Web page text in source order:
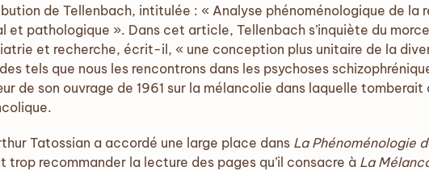
de Tellenbach, intitulée : « Analyse phénoménologique de la
et pathologique ». Dans cet article, Tellenbach s’inquiète du
et recherche, écrit-il, « une conception plus unitaire de la
tels que nous les rencontrons dans les psychoses
de son ouvrage de 1961 sur la mélancolie dans laquelle
Tatossian a accordé une large place dans La Phénoménologie
trop recommander la lecture des pages qu’il consacre à La